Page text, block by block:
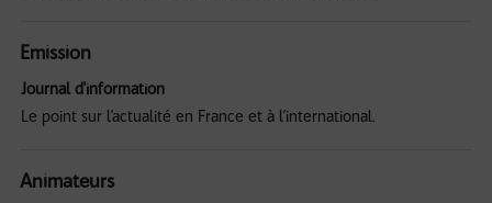
Emission
Journal d'information
Le point sur l’actualité en France et à l’international.
Animateurs